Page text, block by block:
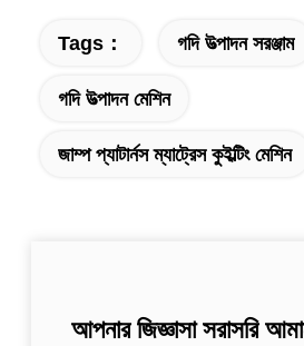
Tags： গদি উত্পাদন সরঞ্জাম
গদি উত্পাদন মেশিন
জাম্প প্যাটার্নস ম্যাট্রেস কুইল্টিং মেশিন
আপনার জিজ্ঞাসা সরাসরি